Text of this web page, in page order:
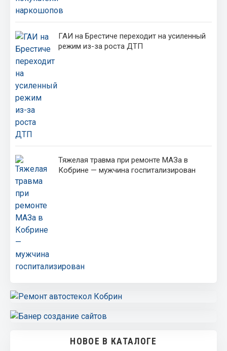
ГАИ на Брестиче переходит на усиленный
режим из-за роста ДТП
Тяжелая травма при ремонте МАЗа в
Кобрине — мужчина госпитализирован
НОВОЕ В КАТАЛОГЕ